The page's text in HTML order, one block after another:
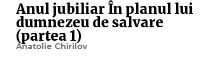
Anul jubiliar În planul lui
dumnezeu de salvare
(partea 1)
Anatolie Chirilov